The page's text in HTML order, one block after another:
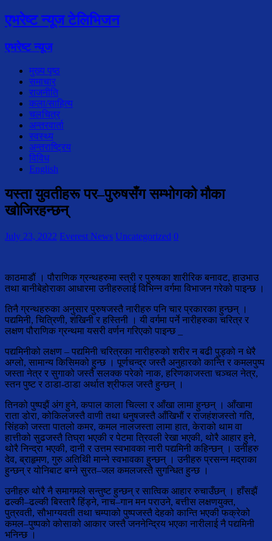
एभरेष्ट न्यूज टेलिभिजन
एभरेष्ट न्यूज
मुख्य पृष्ठ
समाचार
राजनीति
कला/साहित्य
चलचित्र
अन्तरवार्ता
स्वस्थ्य
अन्तराष्ट्रिय
विविध
English
यस्ता युवतीहरू पर–पुरुषसँग सम्भोगको मौका
खोजिरहन्छन्
July 23, 2022 Everest News Uncategorized 0
काठमाडौं । पौराणिक ग्रन्थहरुमा स्त्री र पुरुषका शारीरिक बनावट, हाउभाउ
तथा बानीबेहोराका आधारमा उनीहरुलाई विभिन्न वर्गमा विभाजन गरेको पाइन्छ ।
तिनै ग्रन्थहरुका अनुसार पुरुषजस्तै नारीहरु पनि चार प्रकारका हुन्छन् ।
पद्यमिनी, चित्रिणी, शंखिनी र हस्तिनी । यी वर्गमा पर्ने नारीहरुका चरित्र र
लक्षण पौराणिक ग्रन्थमा यसरी वर्णन गरिएको पाइन्छ _
पद्यमिनीको लक्षण – पद्यमिनी चरित्रका नारीहरुको शरीर न बढी पुड्को न धेरै
अग्लो, सामान्य किसिमको हुन्छ । पूर्णचन्द्र जस्तै अनुहारको कान्ति र कमलपुष्प
जस्ता नेत्र र सुगाको जस्तै सलक्क परेको नाक, हरिणकाजस्ता चञ्चल नेत्र,
स्तन पुष्ट र ठाडा-ठाडा अर्थात श्रीफल जस्तै हुन्छन् ।
तिनको पुष्पझैं अंग हुने, कपाल काला चिल्ला र आँखा लामा हुन्छन् । आँखामा
राता डोरा, कोकिलजस्तै वाणी तथा धनुषजस्तै आँखिभौं र राजहंशजस्तो गति,
सिंहको जस्ता पातलो कमर, कमल नालजस्ता लामा हात, केराको थाम वा
हात्तीको सुढजस्तै तिघ्रा भएकी र पेटमा त्रिवली रेखा भएकी, थोरै आहार हुने,
थोरै निन्द्रा भएकी, दानी र उत्तम स्वभावका नारी पद्यमिनी कहिन्छन् । उनीहरु
देव, ब्राहृमण, गुरु अतिथिी मान्ने स्वभावका हुन्छन् । उनीहरु प्रसन्न मद्राका
हुन्छन् र योनिबाट बग्ने सुरत–जल कमलजस्तै सुगन्धित हुन्छ ।
उनीहरु थोरै नै समागमले सन्तुष्ट हुन्छन् र सात्विक आहार रुचाउँछन् । हाँसझैं
ढल्की–ढल्की बिस्तारै हिंड्ने, नाच–गान मन पराउने, बत्तीस लक्षणयुक्त,
पुत्रवती, सौभाग्यवती तथा चम्पाको पुष्पजस्तै देहको कान्ति भएकी फक्रेको
कमल–पुष्पको कोसाको आकार जस्तै जननेन्द्रिय भएका नारीलाई नै पद्यमिनी
भनिन्छ ।